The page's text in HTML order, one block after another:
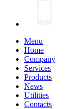
Menu
Home
Company
Services
Products
News
Utilities
Contacts